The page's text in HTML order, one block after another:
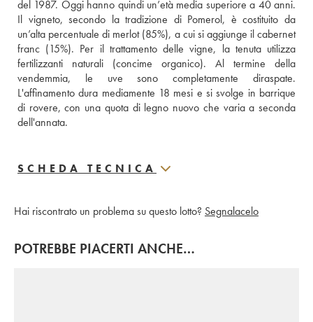
del 1987. Oggi hanno quindi un’età media superiore a 40 anni.
Il vigneto, secondo la tradizione di Pomerol, è costituito da
un’alta percentuale di merlot (85%), a cui si aggiunge il cabernet
franc (15%). Per il trattamento delle vigne, la tenuta utilizza
fertilizzanti naturali (concime organico). Al termine della
vendemmia, le uve sono completamente diraspate.
L'affinamento dura mediamente 18 mesi e si svolge in barrique
di rovere, con una quota di legno nuovo che varia a seconda
dell'annata.
SCHEDA TECNICA
Hai riscontrato un problema su questo lotto? Segnalacelo
POTREBBE PIACERTI ANCHE…